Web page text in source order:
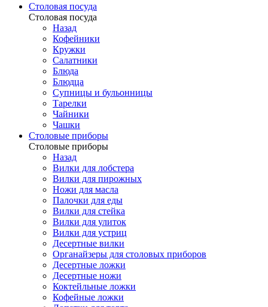
Столовая посуда
Столовая посуда
Назад
Кофейники
Кружки
Салатники
Блюда
Блюдца
Супницы и бульонницы
Тарелки
Чайники
Чашки
Cтоловые приборы
Cтоловые приборы
Назад
Вилки для лобстера
Вилки для пирожных
Ножи для масла
Палочки для еды
Вилки для стейка
Вилки для улиток
Вилки для устриц
Десертные вилки
Органайзеры для столовых приборов
Десертные ложки
Десертные ножи
Коктейльные ложки
Кофейные ложки